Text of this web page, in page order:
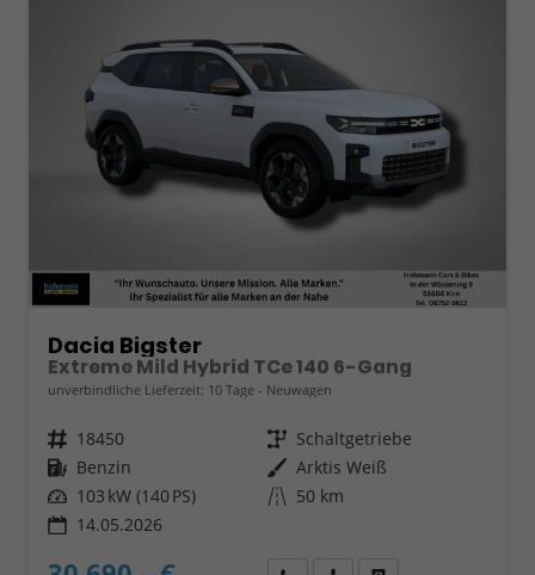
Dacia Bigster
Extreme Mild Hybrid TCe 140 6-Gang
unverbindliche Lieferzeit: 10 Tage Neuwagen
Fahrzeugnr. 18450 Getriebe Schaltgetriebe
Kraftstoff Benzin Außenfarbe Arktis Weiß
Leistung 103 kW (140 PS) Kilometerstand 50 km
14.05.2026